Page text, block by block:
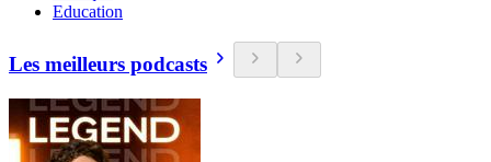
Education
Les meilleurs podcasts